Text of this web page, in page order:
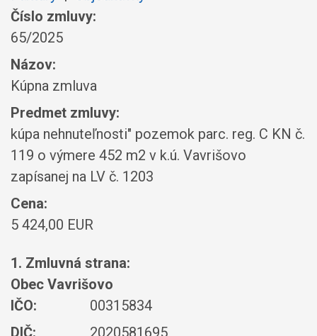
Číslo zmluvy:
65/2025
Názov:
Kúpna zmluva
Predmet zmluvy:
kúpa nehnuteľnosti" pozemok parc. reg. C KN č.
119 o výmere 452 m2 v k.ú. Vavrišovo
zapísanej na LV č. 1203
Cena:
5 424,00 EUR
1. Zmluvná strana:
Obec Vavrišovo
IČO:
00315834
DIČ:
2020581695